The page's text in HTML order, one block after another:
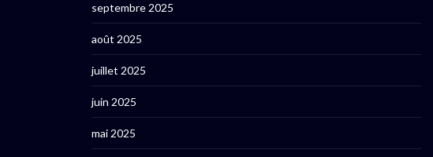
septembre 2025
août 2025
juillet 2025
juin 2025
mai 2025